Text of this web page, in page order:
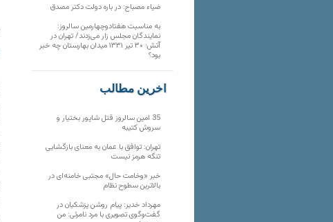
ضیاء مصباح: در باره دولت دکتر مصدق
به مناسبت هفتادوچهارمین سالروز:
نمایندگان مجلس زار می‌زدند/ تهران در
آتش؛ ۳۰ تیر ۱۳۳۱ میدان بهارستان چه خبر
بود؟
آخرین مطالب
35 امین سالروز قتل شاپور بختیار و
سروش کتیبه
تهران: توافق با عمان به معنای بازگشایی
تنگه هرمز نیست
خبر «وخامت حال» مجتبی خامنه‌ای در
بالاترین سطوح نظام
مهرداد خدیر: پیام روشن پزشکیان در
گفت‌و‌گوی تصویری با مرد نامرئی: من